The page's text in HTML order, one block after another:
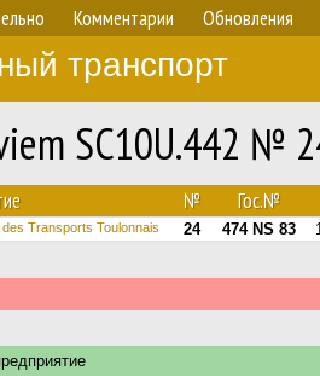
Комментарии Обновления
транспорт
SC10U.442 №
№ Гос.№
Transports Toulonnais 24 474 NS 83